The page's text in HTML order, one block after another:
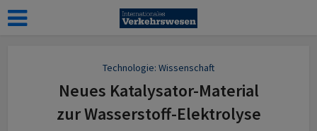
Technologie: Wissenschaft
Neues Katalysator-Material
zur Wasserstoff-Elektrolyse